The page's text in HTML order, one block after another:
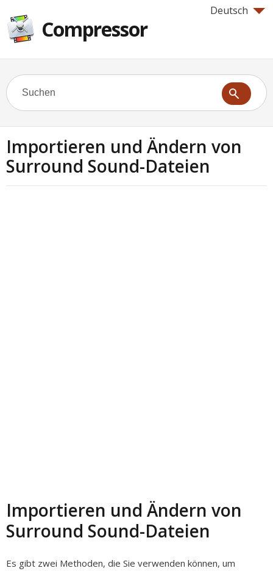
Deutsch
Compressor
Importieren und Ändern von
Surround Sound-Dateien
Importieren und Ändern von
Surround Sound-Dateien
Es gibt zwei Methoden, die Sie verwenden können, um